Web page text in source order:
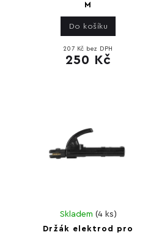
M
207 Kč bez DPH
250 Kč
Do košíku
Držák elektrod pro
Skladem (4 ks)